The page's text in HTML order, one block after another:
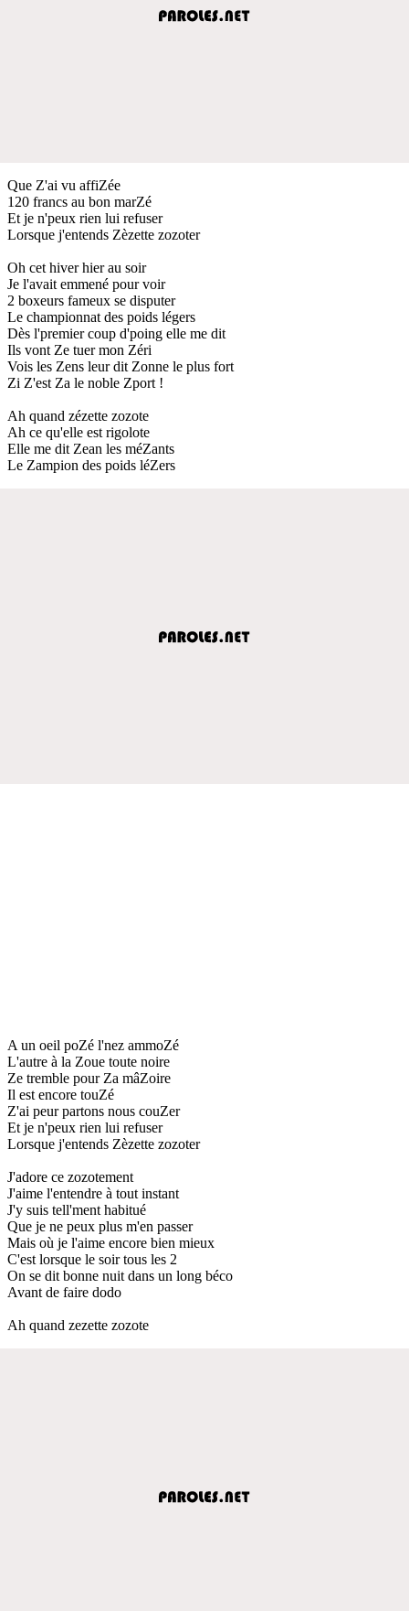
Que Z'ai vu affiZée
120 francs au bon marZé
Et je n'peux rien lui refuser
Lorsque j'entends Zèzette zozoter
Oh cet hiver hier au soir
Je l'avait emmené pour voir
2 boxeurs fameux se disputer
Le championnat des poids légers
Dès l'premier coup d'poing elle me dit
Ils vont Ze tuer mon Zéri
Vois les Zens leur dit Zonne le plus fort
Zi Z'est Za le noble Zport !
Ah quand zézette zozote
Ah ce qu'elle est rigolote
Elle me dit Zean les méZants
Le Zampion des poids léZers
A un oeil poZé l'nez ammoZé
L'autre à la Zoue toute noire
Ze tremble pour Za mâZoire
Il est encore touZé
Z'ai peur partons nous couZer
Et je n'peux rien lui refuser
Lorsque j'entends Zèzette zozoter
J'adore ce zozotement
J'aime l'entendre à tout instant
J'y suis tell'ment habitué
Que je ne peux plus m'en passer
Mais où je l'aime encore bien mieux
C'est lorsque le soir tous les 2
On se dit bonne nuit dans un long béco
Avant de faire dodo
Ah quand zezette zozote